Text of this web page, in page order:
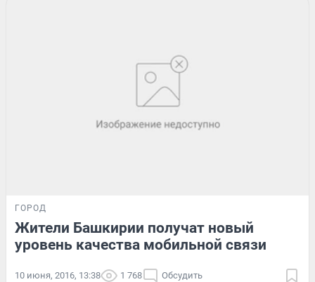
ГОРОД
Жители Башкирии получат новый
уровень качества мобильной связи
10 июня, 2016, 13:38 1 768 Обсудить